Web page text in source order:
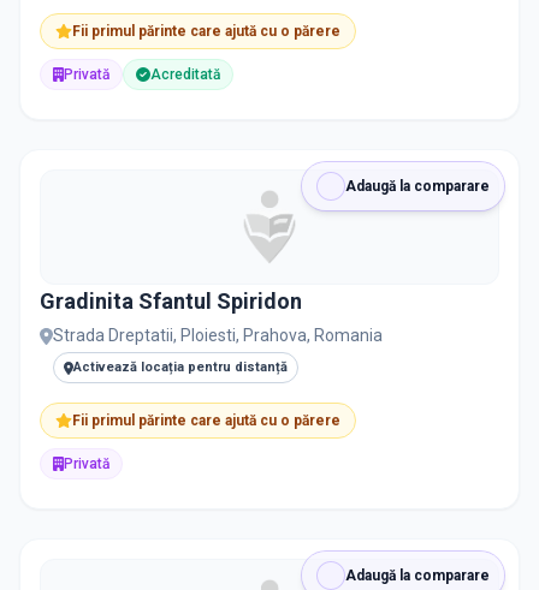
Fii primul părinte care ajută cu o părere
Privată Acreditată
Adaugă la comparare
Gradinita Sfantul Spiridon
Strada Dreptatii, Ploiesti, Prahova, Romania
Activează locația pentru distanță
Fii primul părinte care ajută cu o părere
Privată
Adaugă la comparare